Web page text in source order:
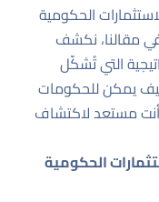
الحكومية
مقالنا، نكشف
التي تُشكّل
يمكن للحكومات
أنت مستعد لاكتشاف
الحكومية